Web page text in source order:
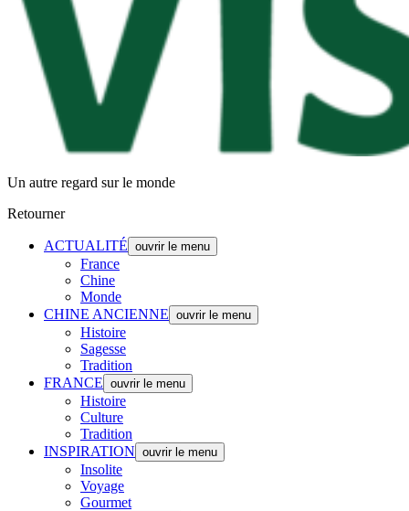
Un autre regard sur le monde
Retourner
ACTUALITÉ ouvrir le menu
France
Chine
Monde
CHINE ANCIENNE ouvrir le menu
Histoire
Sagesse
Tradition
FRANCE ouvrir le menu
Histoire
Culture
Tradition
INSPIRATION ouvrir le menu
Insolite
Voyage
Gourmet